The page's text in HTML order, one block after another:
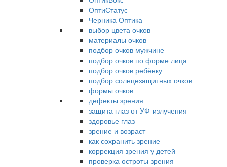
ОптиСтатус
Черника Оптика
выбор цвета очков
материалы очков
подбор очков мужчине
подбор очков по форме лица
подбор очков ребёнку
подбор солнцезащитных очков
формы очков
дефекты зрения
защита глаз от УФ-излучения
здоровье глаз
зрение и возраст
как сохранить зрение
коррекция зрения у детей
проверка остроты зрения